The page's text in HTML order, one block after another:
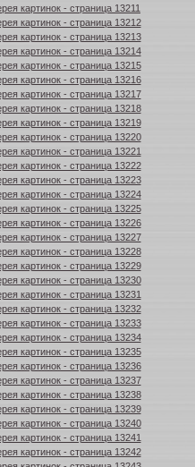
картинок - страница 13211
картинок - страница 13212
картинок - страница 13213
картинок - страница 13214
картинок - страница 13215
картинок - страница 13216
картинок - страница 13217
картинок - страница 13218
картинок - страница 13219
картинок - страница 13220
картинок - страница 13221
картинок - страница 13222
картинок - страница 13223
картинок - страница 13224
картинок - страница 13225
картинок - страница 13226
картинок - страница 13227
картинок - страница 13228
картинок - страница 13229
картинок - страница 13230
картинок - страница 13231
картинок - страница 13232
картинок - страница 13233
картинок - страница 13234
картинок - страница 13235
картинок - страница 13236
картинок - страница 13237
картинок - страница 13238
картинок - страница 13239
картинок - страница 13240
картинок - страница 13241
картинок - страница 13242